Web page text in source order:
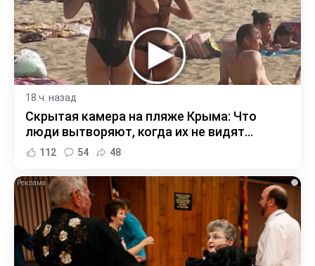
18 ч. назад
Скрытая камера на пляже Крыма: Что
люди вытворяют, когда их не видят...
112 54 48
i